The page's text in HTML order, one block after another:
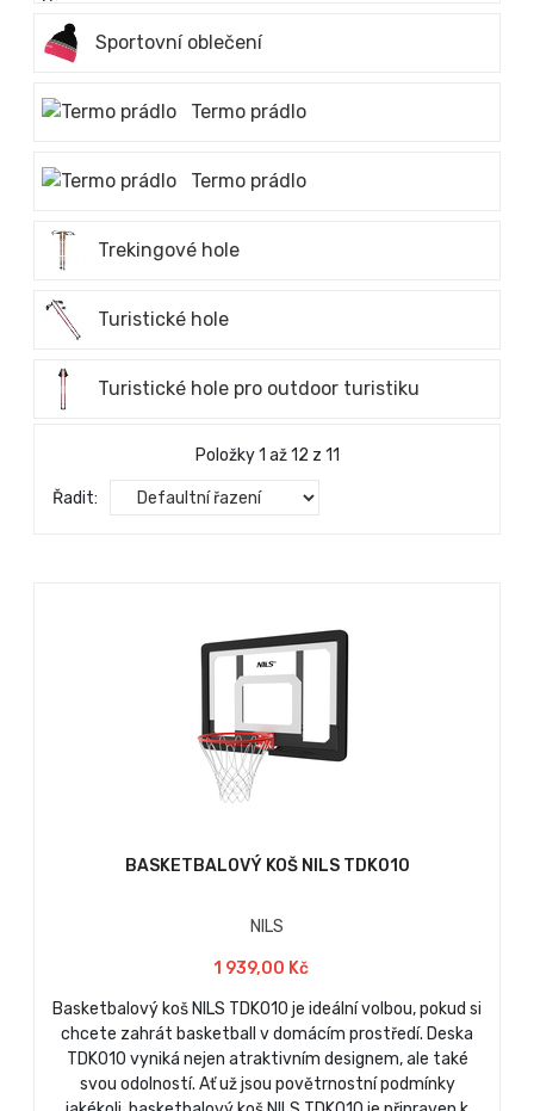
Sportovní oblečení
Termo prádlo
Termo prádlo
Trekingové hole
Turistické hole
Turistické hole pro outdoor turistiku
Položky 1 až 12 z 11
Řadit:
BASKETBALOVÝ KOŠ NILS TDK010
NILS
1 939,00 Kč
Basketbalový koš NILS TDK010 je ideální volbou, pokud si
chcete zahrát basketball v domácím prostředí. Deska
TDK010 vyniká nejen atraktivním designem, ale také
svou odolností. Ať už jsou povětrnostní podmínky